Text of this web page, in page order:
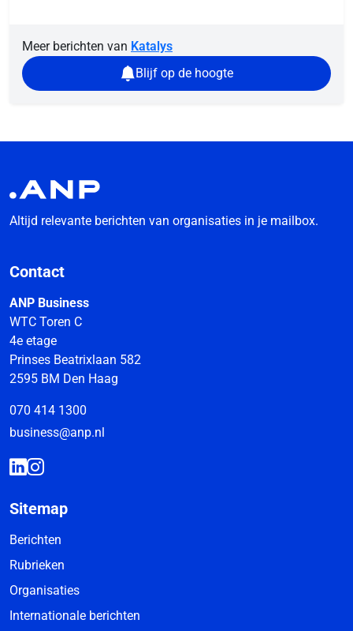
Meer berichten van Katalys
Blijf op de hoogte
Altijd relevante berichten van organisaties in je mailbox.
Contact
ANP Business
WTC Toren C
4e etage
Prinses Beatrixlaan 582
2595 BM Den Haag
070 414 1300
business@anp.nl
Sitemap
Berichten
Rubrieken
Organisaties
Internationale berichten